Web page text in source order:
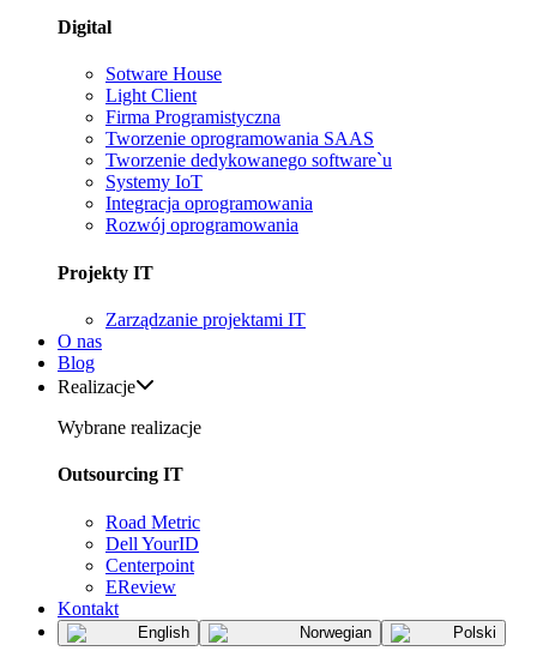
Digital
Sotware House
Light Client
Firma Programistyczna
Tworzenie oprogramowania SAAS
Tworzenie dedykowanego software`u
Systemy IoT
Integracja oprogramowania
Rozwój oprogramowania
Projekty IT
Zarządzanie projektami IT
O nas
Blog
Realizacje
Wybrane realizacje
Outsourcing IT
Road Metric
Dell YourID
Centerpoint
EReview
Kontakt
English Norwegian Polski